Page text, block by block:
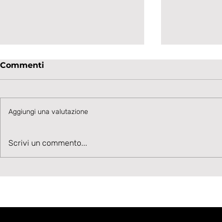
Talento in accelerazione:
Commenti
Aggiungi una valutazione
Scrivi un commento...